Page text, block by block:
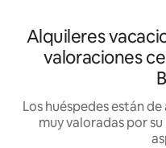
Alquileres
valoraciones
Los huéspedes están
muy valoradas por